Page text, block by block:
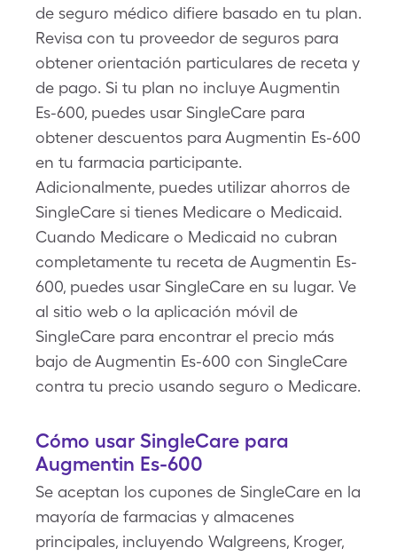
de seguro médico difiere basado en tu plan.
Revisa con tu proveedor de seguros para
obtener orientación particulares de receta y
de pago. Si tu plan no incluye Augmentin
Es-600, puedes usar SingleCare para
obtener descuentos para Augmentin Es-600
en tu farmacia participante.
Adicionalmente, puedes utilizar ahorros de
SingleCare si tienes Medicare o Medicaid.
Cuando Medicare o Medicaid no cubran
completamente tu receta de Augmentin Es-
600, puedes usar SingleCare en su lugar. Ve
al sitio web o la aplicación móvil de
SingleCare para encontrar el precio más
bajo de Augmentin Es-600 con SingleCare
contra tu precio usando seguro o Medicare.
Cómo usar SingleCare para
Augmentin Es-600
Se aceptan los cupones de SingleCare en la
mayoría de farmacias y almacenes
principales, incluyendo Walgreens, Kroger,